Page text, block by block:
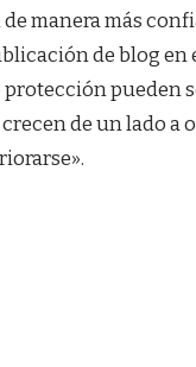
manera más
de blog en
protección pueden
de un lado a